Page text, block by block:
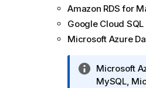
Amazon RDS for
Google Cloud
Microsoft Azure
B
i
Microsoft
MySQL,